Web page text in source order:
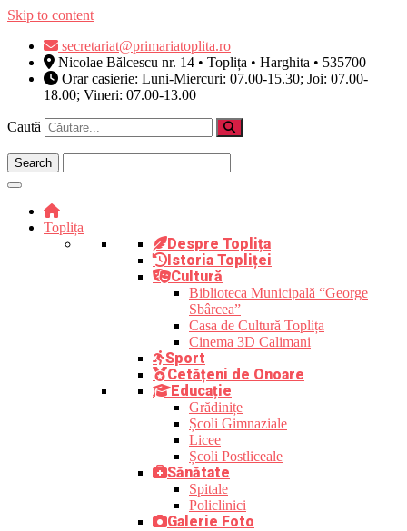
Skip to content
secretariat@primariatoplita.ro
Nicolae Bălcescu nr. 14 • Toplița • Harghita • 535700
Orar casierie: Luni-Miercuri: 07.00-15.30; Joi: 07.00-
18.00; Vineri: 07.00-13.00
Caută
Toplița
Despre Toplița
Istoria Topliței
Cultură
Biblioteca Municipală “George
Sbârcea”
Casa de Cultură Toplița
Cinema 3D Calimani
Sport
Cetățeni de Onoare
Educație
Grădinițe
Școli Gimnaziale
Licee
Școli Postliceale
Sănătate
Spitale
Policlinici
Galerie Foto